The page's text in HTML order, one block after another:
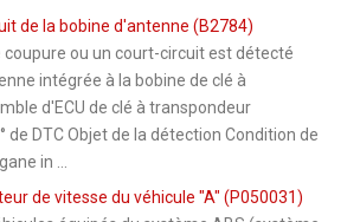
de la bobine d'antenne (B2784)
coupure ou un court-circuit est détecté
intégrée à la bobine de clé à
d'ECU de clé à transpondeur
de DTC Objet de la détection Condition de
in ...
de vitesse du véhicule "A" (P050031)